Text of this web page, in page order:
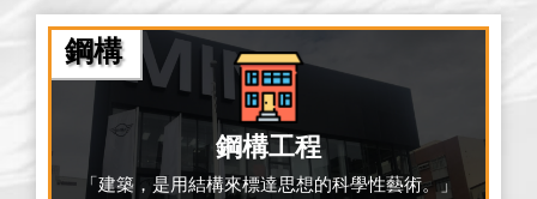
鋼構
鋼構工程
「建築，是用結構來標達思想的科學性藝術。」